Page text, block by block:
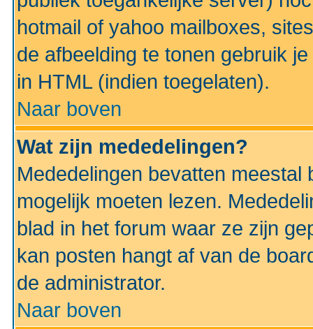
hotmail of yahoo mailboxes,
de afbeelding te tonen gebruik
in HTML (indien toegelaten).
Naar boven
Wat zijn mededelingen?
Mededelingen bevatten
mogelijk moeten lezen.
blad in het forum waar ze zijn
kan posten hangt af van de
de administrator.
Naar boven